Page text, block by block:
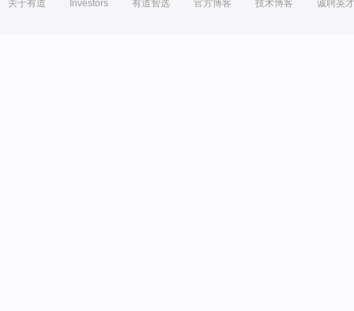
关于有道 Investors 有道智选 官方博客 技术博客 诚聘英才